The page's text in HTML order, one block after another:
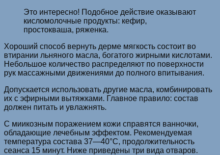
Это интересно! Подобное действие оказывают
кисломолочные продукты: кефир,
простокваша, ряженка.
Хороший способ вернуть дерме мягкость состоит во
втирании льняного масла, богатого жирными кислотами.
Небольшое количество распределяют по поверхности
рук массажными движениями до полного впитывания.
Допускается использовать другие масла, комбинировать
их с эфирными вытяжками. Главное правило: состав
должен питать и увлажнять.
С миикозным поражением кожи справятся ванночки,
обладающие лечебным эффектом. Рекомендуемая
температура состава 37—40°C, продолжительность
сеанса 15 минут. Ниже приведены три вида отваров.